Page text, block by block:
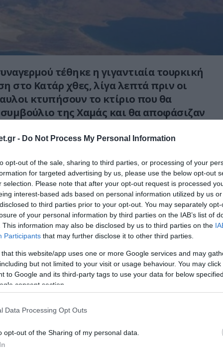
- Do Not Process My Personal Information
opt-out of the sale, sharing to third parties, or processing of your
for targeted advertising by us, please use the below opt-out
selection. Please note that after your opt-out request is processed
interest-based ads based on personal information utilized by us
to third parties prior to your opt-out. You may separately
of your personal information by third parties on the IAB’s list of
This information may also be disclosed by us to third parties on the
Participants that may further disclose it to other third parties.
that this website/app uses one or more Google services and may
but not limited to your visit or usage behaviour. You may
to Google and its third-party tags to use your data for below
consent section.
Data Processing Opt Outs
opt-out of the Sharing of my personal data.
τέθηκε η γιγαντιαία τουρκική
στο Κατάρ χθες, λίγα λεπτά πριν οι
κτυπήσουν το κτίριο που θα
της Χαμάς και θα αποφάσιζαν
βάσης εντόπισαν τα
των ισραηλινών πυραύλων αέρος-
εκεί.
μετά το κτύπημα- τουρκικά μαχητικά
κοινές αποστολές με τα καταριανά
εξορμώντας από την βάση Ταρίκ
νοτιοδυτικά της Ντόχα.
εκτοξεύθηκαν από ισραηλινά
την περιοχή του Κόλπου, μετά από μία
συστήματα έγκαιρης
(η Ιορδανία, συν της άλλοις, είναι
του Ισραήλ).